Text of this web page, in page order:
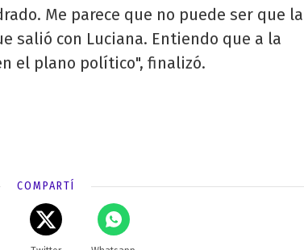
Me parece que no puede ser que la
salió con Luciana. Entiendo que a la
el plano político", finalizó.
COMPARTÍ